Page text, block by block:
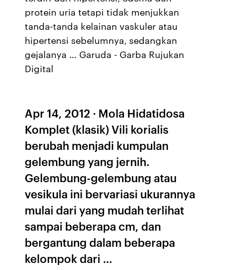
protein uria tetapi tidak menjukkan
tanda-tanda kelainan vaskuler atau
hipertensi sebelumnya, sedangkan
gejalanya … Garuda - Garba Rujukan
Digital
Apr 14, 2012 · Mola Hidatidosa
Komplet (klasik) Vili korialis
berubah menjadi kumpulan
gelembung yang jernih.
Gelembung-gelembung atau
vesikula ini bervariasi ukurannya
mulai dari yang mudah terlihat
sampai beberapa cm, dan
bergantung dalam beberapa
kelompok dari …